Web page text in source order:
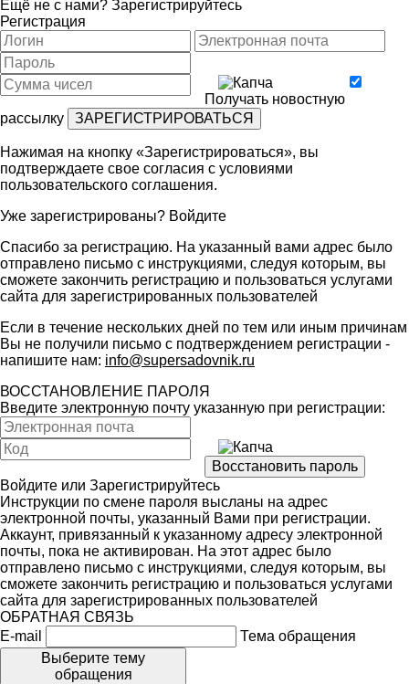
Ещё не с нами? Зарегистрируйтесь
Регистрация
Получать новостную
рассылку
Нажимая на кнопку «Зарегистрироваться», вы
подтверждаете свое согласия с условиями
пользовательского соглашения.
Уже зарегистрированы? Войдите
Спасибо за регистрацию. На указанный вами адрес было
отправлено письмо с инструкциями, следуя которым, вы
сможете закончить регистрацию и пользоваться услугами
сайта для зарегистрированных пользователей
Если в течение нескольких дней по тем или иным причинам
Вы не получили письмо с подтверждением регистрации -
напишите нам: info@supersadovnik.ru
ВОССТАНОВЛЕНИЕ ПАРОЛЯ
Введите электронную почту указанную при регистрации:
Войдите или Зарегистрируйтесь
Инструкции по смене пароля высланы на адрес
электронной почты, указанный Вами при регистрации.
Аккаунт, привязанный к указанному адресу электронной
почты, пока не активирован. На этот адрес было
отправлено письмо с инструкциями, следуя которым, вы
сможете закончить регистрацию и пользоваться услугами
сайта для зарегистрированных пользователей
ОБРАТНАЯ СВЯЗЬ
E-mail
Тема обращения
Выберите тему
обращения